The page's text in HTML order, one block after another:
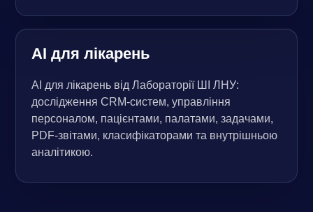
AI для лікарень
AI для лікарень від Лабораторії ШІ ЛНУ:
дослідження CRM-систем, управління
персоналом, пацієнтами, палатами, задачами,
PDF-звітами, класифікаторами та внутрішньою
аналітикою.